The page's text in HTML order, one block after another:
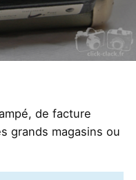
de facture
grands magasins ou